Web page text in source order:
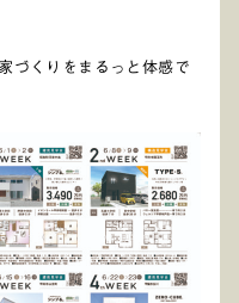
づくりをまるっと体感で